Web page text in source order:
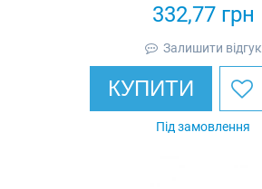
332,77грн
Залишити відгук
КУПИТИ
Під замовлення